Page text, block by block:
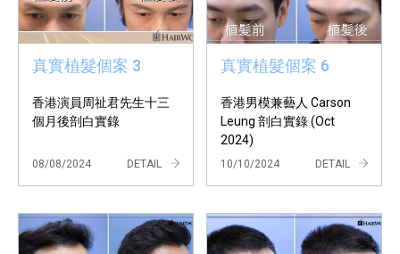
真實植髮個案 3
香港演員周祉君先生十三
個月後剖白實錄
08/08/2024 DETAIL
真實植髮個案 6
香港男模兼藝人 Carson
Leung 剖白實錄 (Oct
2024)
10/10/2024 DETAIL